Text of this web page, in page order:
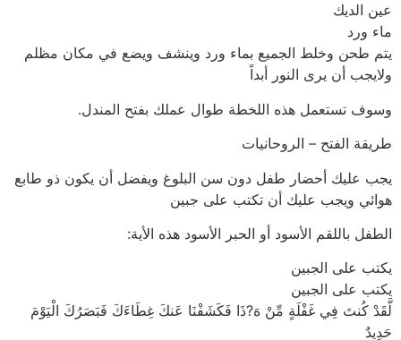
عين الديك
ماء ورد
يتم طحن وخلط الجميع بماء ورد وينشف ويضع في مكان مظلم
ولايجب أن يرى النور أبداً
وسوف تستعمل هذه اللخطة طوال عملك بفتح المندل.
طريقة الفتح – الروحانيات
يجب عليك أحضار طفل دون سن البلوغ ويفضل أن يكون ذو طابع
هوائي ويجب عليك أن تكتب على جبين
الطفل باللقم الأسود أو الحبر الأسود هذه الأية:
يكتب على الجبين
يكتب على الجبين
لَّقَدْ كُنتَ فِي غَفْلَةٍ مِّنْ هَ?ذَا فَكَشَفْنَا عَنكَ غِطَاءَكَ فَبَصَرُكَ الْيَوْمَ
حَدِيدٌ